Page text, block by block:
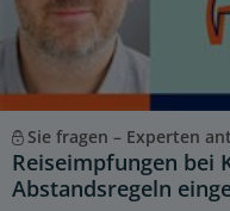
Sie fragen – Experten
Reiseimpfungen bei
Abstandsregeln